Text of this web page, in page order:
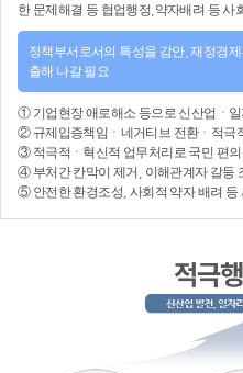
한 문제해결 등 협업행정 ,약자배려 등사
정책부서로서의 특성을 감안, 재정경
출해 나갈 필요
① 기업현장 애로해소 등으로 신산업 ㆍ
② 규제입증책임 ㆍ 네거티브 전환ㆍ적극
③ 적극적 ㆍ 혁신적 업무처리 로 국민 편
④ 부처간 칸막이 제거, 이해관계자 갈등
⑤ 안전한 환경조성, 사회적 약자 배려 등